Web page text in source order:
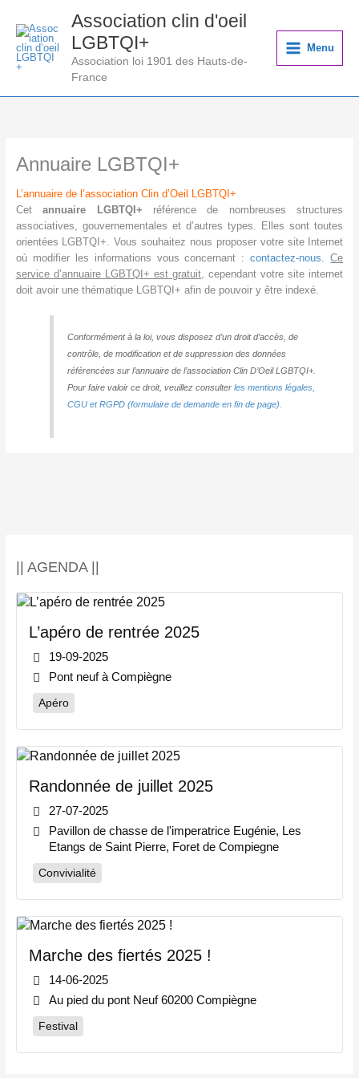
contenu
Association clin d'oeil
LGBTQI+
Association loi 1901 des Hauts-de-
France
Menu
|| AGENDA ||
L’apéro de rentrée 2025
19-09-2025
Pont neuf à Compiègne
Apéro
Randonnée de juillet 2025
27-07-2025
Pavillon de chasse de l'imperatrice Eugénie, Les
Etangs de Saint Pierre, Foret de Compiegne
Convivialité
Marche des fiertés 2025 !
14-06-2025
Au pied du pont Neuf 60200 Compiègne
Festival
Annuaire LGBTQI+
L’annuaire de l’association Clin d’Oeil LGBTQI+
Cetannuaire LGBTQI+ référence de nombreuses structures
associatives, gouvernementales et d’autres types. Elles sont toutes
orientées LGBTQI+. Vous souhaitez nous proposer votre site Internet
où modifier les informations vous concernant :contactez-nous.
Ce
service d’annuaire LGBTQI+ est gratuit , cependant votre site internet
doit avoir une thématique LGBTQI+ afin de pouvoir y être indexé.
Conformément à la loi, vous disposez d’un droit d’accès, de
contrôle, de modification et de suppression des données
référencées sur l’annuaire de l’association Clin D’Oeil LGBTQI+.
Pour faire valoir ce droit, veuillez consulter les mentions légales,
CGU et RGPD (formulaire de demande en fin de page).